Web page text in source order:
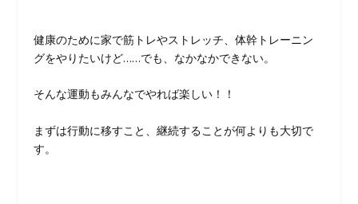
健康のために家で筋トレやストレッチ、体幹トレーニン
グをやりたいけど……でも、なかなかできない。
そんな運動もみんなでやれば楽しい！！
まずは行動に移すこと、継続することが何よりも大切で
す。